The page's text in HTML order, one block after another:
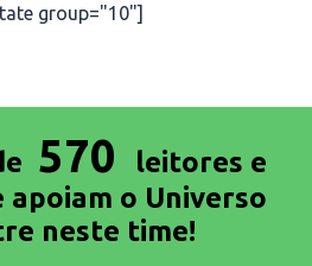
group="10"]
570
leitores e
apoiam o Universo
neste time!